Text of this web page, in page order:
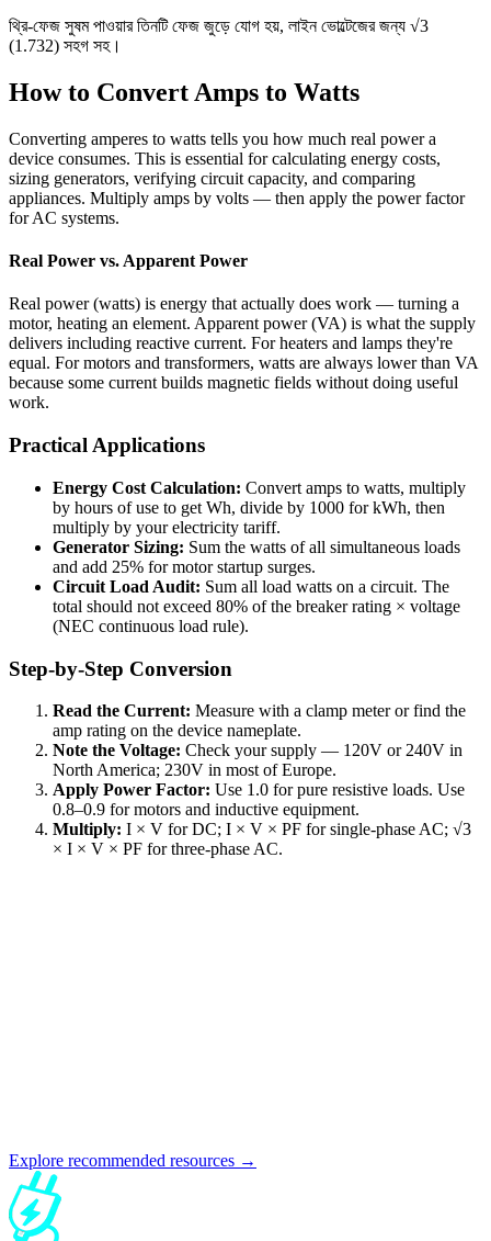
থ্রি-ফেজ সুষম পাওয়ার তিনটি ফেজ জুড়ে যোগ হয়, লাইন ভোল্টেজের জন্য √3
(1.732) সহগ সহ।
How to Convert Amps to Watts
Converting amperes to watts tells you how much real power a
device consumes. This is essential for calculating energy costs,
sizing generators, verifying circuit capacity, and comparing
appliances. Multiply amps by volts — then apply the power factor
for AC systems.
Real Power vs. Apparent Power
Real power (watts) is energy that actually does work — turning a
motor, heating an element. Apparent power (VA) is what the supply
delivers including reactive current. For heaters and lamps they're
equal. For motors and transformers, watts are always lower than VA
because some current builds magnetic fields without doing useful
work.
Practical Applications
Energy Cost Calculation: Convert amps to watts, multiply
by hours of use to get Wh, divide by 1000 for kWh, then
multiply by your electricity tariff.
Generator Sizing: Sum the watts of all simultaneous loads
and add 25% for motor startup surges.
Circuit Load Audit: Sum all load watts on a circuit. The
total should not exceed 80% of the breaker rating × voltage
(NEC continuous load rule).
Step-by-Step Conversion
Read the Current: Measure with a clamp meter or find the
amp rating on the device nameplate.
Note the Voltage: Check your supply — 120V or 240V in
North America; 230V in most of Europe.
Apply Power Factor: Use 1.0 for pure resistive loads. Use
0.8–0.9 for motors and inductive equipment.
Multiply: I × V for DC; I × V × PF for single-phase AC; √3
× I × V × PF for three-phase AC.
Explore recommended resources →